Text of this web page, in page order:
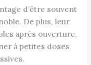
d’être souvent
De plus, leur
après ouverture,
à petites doses